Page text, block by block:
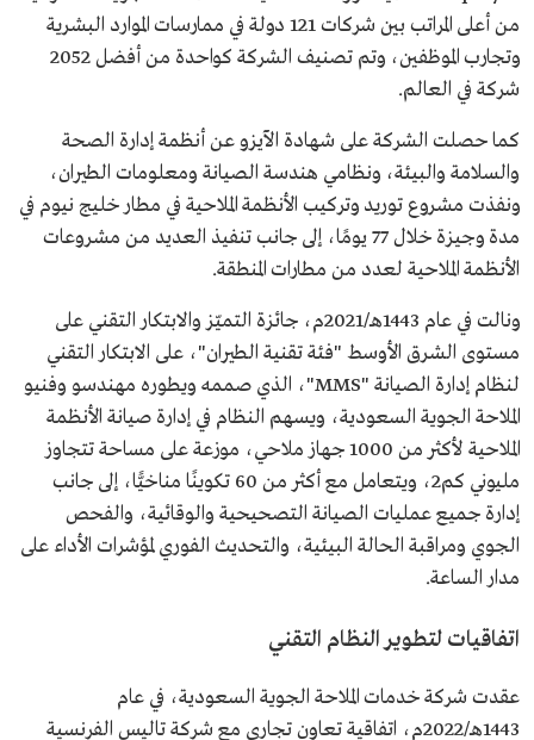
من أعلى المراتب بين شركات 121 دولة في ممارسات الموارد البشرية
وتجارب الموظفين، وتم تصنيف الشركة كواحدة من أفضل 2052
شركة في العالم.
كما حصلت الشركة على شهادة الآيزو عن أنظمة إدارة الصحة
والسلامة والبيئة، ونظامي هندسة الصيانة ومعلومات الطيران،
ونفذت مشروع توريد وتركيب الأنظمة الملاحية في مطار خليج نيوم في
مدة وجيزة خلال 77 يومًا، إلى جانب تنفيذ العديد من مشروعات
الأنظمة الملاحية لعدد من مطارات المنطقة.
ونالت في عام 1443هـ/2021م، جائزة التميّز والابتكار التقني على
مستوى الشرق الأوسط "فئة تقنية الطيران"، على الابتكار التقني
لنظام إدارة الصيانة "MMS"، الذي صممه ويطوره مهندسو وفنيو
الملاحة الجوية السعودية، ويسهم النظام في إدارة صيانة الأنظمة
الملاحية لأكثر من 1000 جهاز ملاحي، موزعة على مساحة تتجاوز
مليوني كم2، ويتعامل مع أكثر من 60 تكوينًا مناخيًّا، إلى جانب
إدارة جميع عمليات الصيانة التصحيحية والوقائية، والفحص
الجوي ومراقبة الحالة البيئية، والتحديث الفوري لمؤشرات الأداء على
مدار الساعة.
اتفاقيات لتطوير النظام التقني
عقدت شركة خدمات الملاحة الجوية السعودية، في عام
1443هـ/2022م، اتفاقية تعاون تجاري مع شركة تاليس الفرنسية